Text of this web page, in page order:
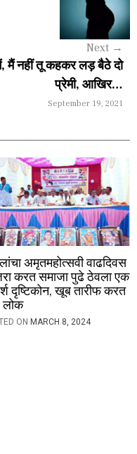
Next →
मैं, मैं नहीं तू कहकर लड़ बैठे दो
प्रेमी, आखिर…
September 19, 2021
अमृतमहोत्सवी वाढदिवस
करत समाजा पुढे ठेवला एक
दृष्टिकोन, खूब तारीफ करत
ONMARCH 8, 2024